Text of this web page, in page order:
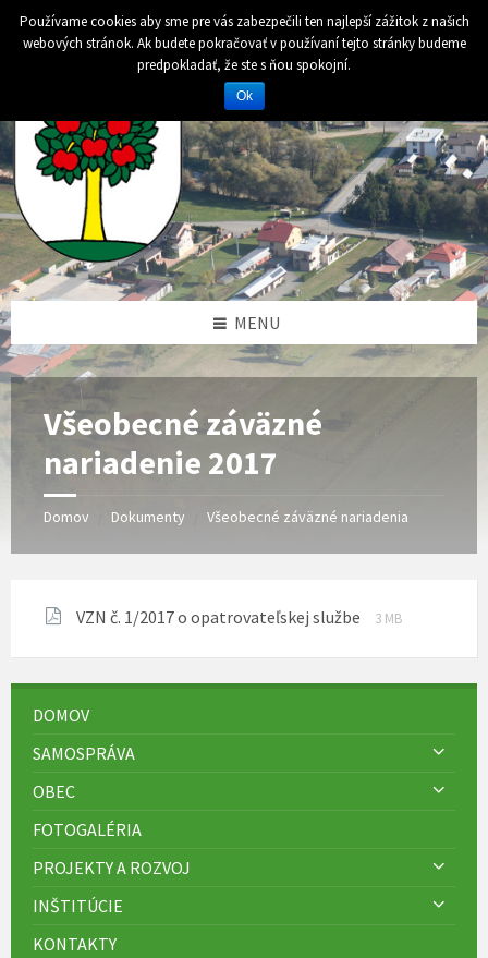
Preskočiť
obsah
Preskočiť
ľavý
Preskočiť
pravý
Preskočiť
pätičku
MENU
Všeobecné záväzné
nariadenie 2017
Domov Dokumenty Všeobecné záväzné nariadenia
VZN č. 1/2017 o opatrovateľskej službe
Prípona
pdf
Veľkosť
3 MB
DOMOV
SAMOSPRÁVA
OBEC
FOTOGALÉRIA
PROJEKTY A ROZVOJ
INŠTITÚCIE
KONTAKTY
Používame cookies aby sme pre vás zabezpečili ten najlepší zážitok z našich
webových stránok. Ak budete pokračovať v používaní tejto stránky budeme
predpokladať, že ste s ňou spokojní.
Ok